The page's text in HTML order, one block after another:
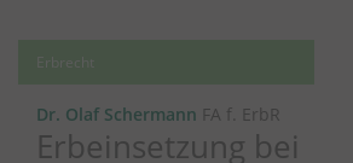
Dr. Olaf Schermann FA f. ErbR
Erbeinsetzung bei